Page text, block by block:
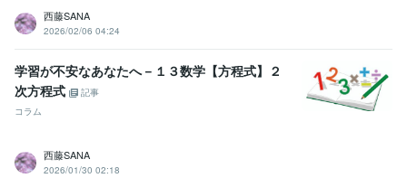
西藤SANA
2026/02/06 04:24
学習が不安なあなたへ－１３数学【方程式】２
次方程式
記事
コラム
西藤SANA
2026/01/30 02:18